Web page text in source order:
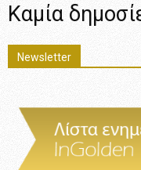
Καμία
Newsletter